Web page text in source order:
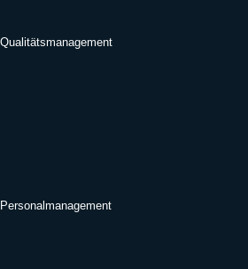
Qualitätsmanagement
Personalmanagement